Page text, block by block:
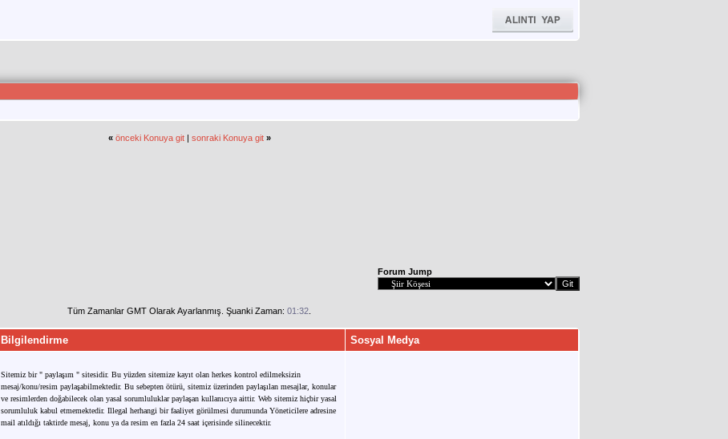
« önceki Konuya git| sonraki Konuya git »
Forum Jump
Tüm Zamanlar GMT Olarak Ayarlanmış. Şuanki Zaman: 01:32
Bilgilendirme Sosyal Medya
Sitemiz bir " paylaşım " sitesidir. Bu yüzden sitemize kayıt olan herkes kontrol edilmeksizin
mesaj/konu/resim paylaşabilmektedir. Bu sebepten ötürü, sitemiz üzerinden paylaşılan mesajlar, konular
ve resimlerden doğabilecek olan yasal sorumluluklar paylaşan kullanıcıya aittir. Web sitemiz hiçbir yasal
sorumluluk kabul etmemektedir. Illegal herhangi bir faaliyet görülmesi durumunda Yöneticilere adresine
mail atıldığı taktirde mesaj, konu ya da resim en fazla 24 saat içerisinde silinecektir.